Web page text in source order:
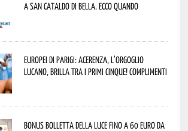
a San Cataldo di Bella. Ecco quando
Europei di Parigi: Acerenza, l’orgoglio
lucano, brilla tra i primi cinque! Complimenti
Bonus bolletta della luce fino a 60 euro da